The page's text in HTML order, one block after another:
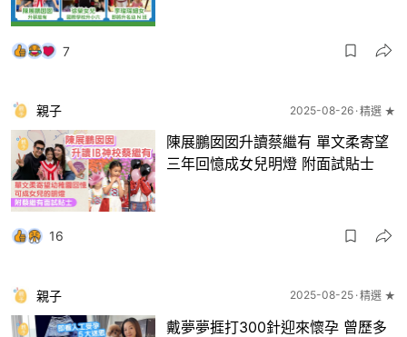
7
親子 2025-08-26 精選 ★
陳展鵬囡囡升讀蔡繼有 單文柔寄望
三年回憶成女兒明燈 附面試貼士
16
親子 2025-08-25 精選 ★
戴夢夢捱打300針迎來懷孕 曾歷多